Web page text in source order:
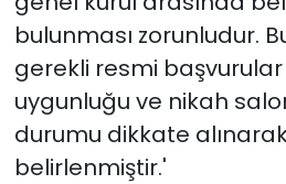
bulunması zorunludur.
gerekli resmi başvurular
uygunluğu ve nikah
durumu dikkate
belirlenmiştir.'